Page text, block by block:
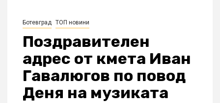
Ботевград ТОП новини
Поздравителен
адрес от кмета Иван
Гавалюгов по повод
Деня на музиката